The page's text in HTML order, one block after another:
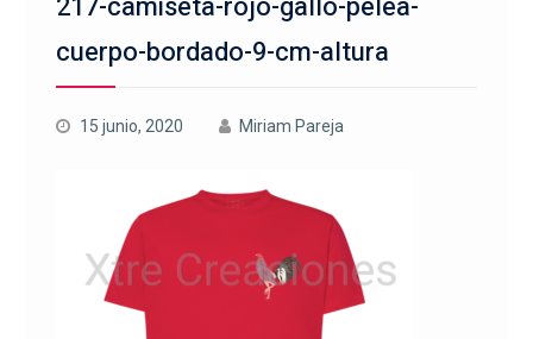
cuerpo-bordado-9-cm-altura
15 junio, 2020 Miriam Pareja